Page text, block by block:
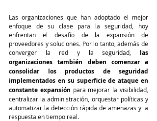
Las organizaciones que han adoptado el mejor
enfoque de su clase para la seguridad, hoy
enfrentan el desafío de la expansión de
proveedores y soluciones. Por lo tanto, además de
converger la red y la seguridad, las
organizaciones también deben comenzar a
consolidar los productos de seguridad
implementados en su superficie de ataque en
constante expansión para mejorar la visibilidad,
centralizar la administración, orquestar políticas y
automatizar la detección rápida de amenazas y la
respuesta en tiempo real.